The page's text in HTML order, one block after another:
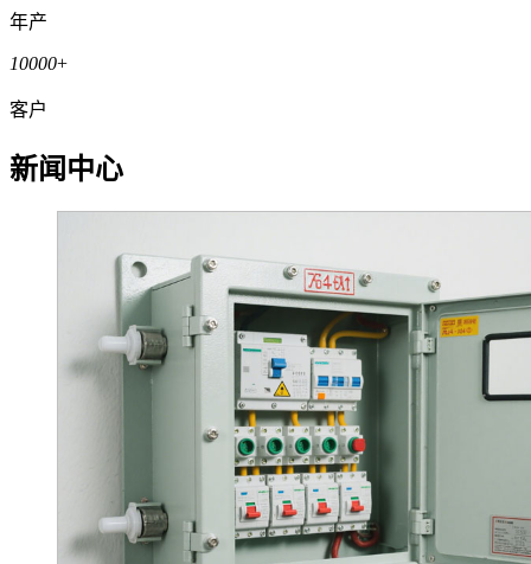
年产
10000+
客户
新闻中心